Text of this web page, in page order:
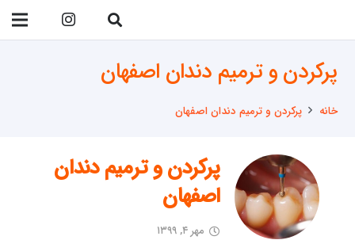
پرکردن و ترمیم دندان اصفهان
خانه پرکردن و ترمیم دندان اصفهان
پرکردن و ترمیم دندان
اصفهان
مهر ۴, ۱۳۹۹